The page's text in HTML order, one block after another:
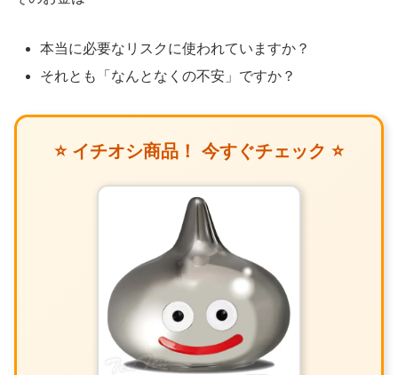
本当に必要なリスクに使われていますか？
それとも「なんとなくの不安」ですか？
⭐ イチオシ商品！ 今すぐチェック ⭐